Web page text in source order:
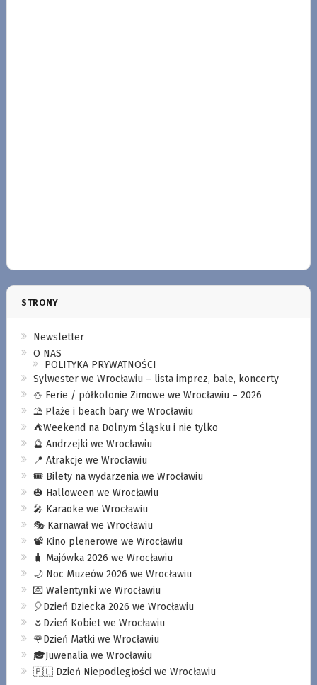
STRONY
Newsletter
O NAS
POLITYKA PRYWATNOŚCI
Sylwester we Wrocławiu – lista imprez, bale, koncerty
⛄️ Ferie / półkolonie Zimowe we Wrocławiu – 2026
⛱️ Plaże i beach bary we Wrocławiu
⛺️Weekend na Dolnym Śląsku i nie tylko
🔮 Andrzejki we Wrocławiu
📍 Atrakcje we Wrocławiu
🎟️ Bilety na wydarzenia we Wrocławiu
🎃 Halloween we Wrocławiu
🎤 Karaoke we Wrocławiu
🎭 Karnawał we Wrocławiu
📽️ Kino plenerowe we Wrocławiu
🧳 Majówka 2026 we Wrocławiu
🌙 Noc Muzeów 2026 we Wrocławiu
💌 Walentynki we Wrocławiu
🎈Dzień Dziecka 2026 we Wrocławiu
🌷Dzień Kobiet we Wrocławiu
🌹Dzień Matki we Wrocławiu
🎓Juwenalia we Wrocławiu
🇵🇱 Dzień Niepodległości we Wrocławiu